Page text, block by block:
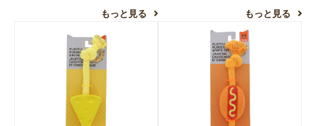
もっと見る もっと見る
お買い物を続ける